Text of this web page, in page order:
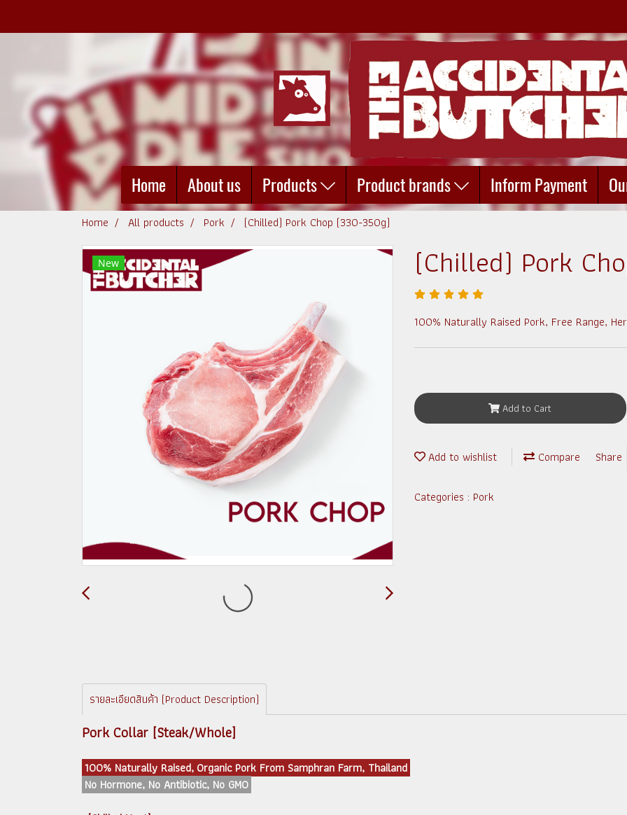
Home About us Products Product brands Inform Payment
Home All products Pork (Chilled) Pork Chop (330-350g)
New (Chilled) Pork
100% Naturally Raised Pork, Free Range,
Add to Cart
Add to wishlist Compare Share
Categories : Pork
รายละเอียดสินค้า (Product Description)
Pork Collar [Steak/Whole]
100% Naturally Raised, Organic Pork From Samphran Farm, Thailand
No Hormone, No Antibiotic, No GMO